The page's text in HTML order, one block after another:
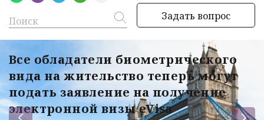
Задать вопрос
Все обладатели биометрического
вида на жительство теперь могут
подать заявление на получение
электронной визы eVisa